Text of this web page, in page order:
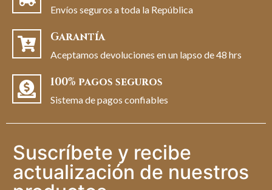
Envíos seguros a toda la República
Garantía
Aceptamos devoluciones en un lapso de 48 hrs
100% pagos seguros
Sistema de pagos confiables
Suscríbete y recibe
actualización de nuestros